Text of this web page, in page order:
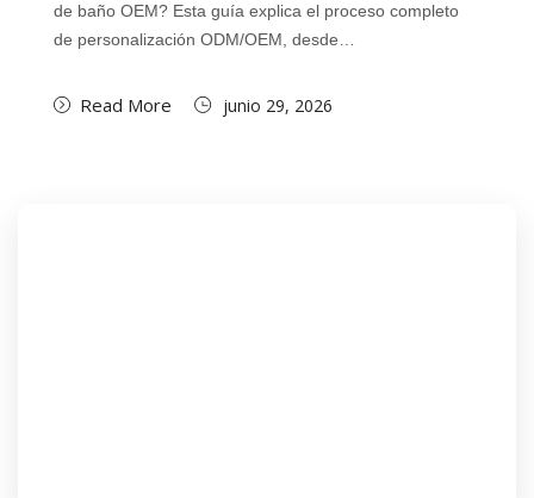
de baño OEM? Esta guía explica el proceso completo
de personalización ODM/OEM, desde…
Read More junio 29, 2026